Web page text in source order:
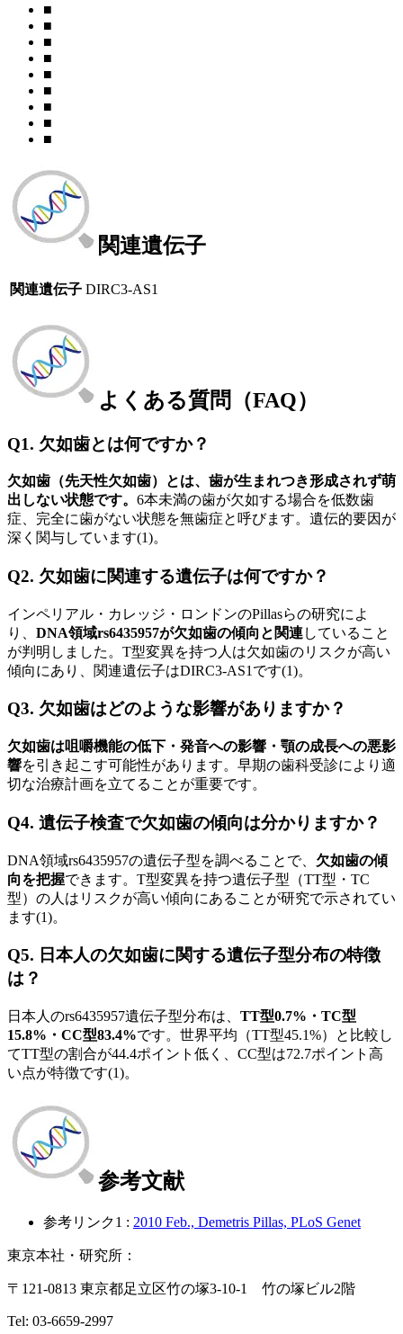
■
■
■
■
■
■
■
■
■
関連遺伝子
関連遺伝子 DIRC3-AS1
よくある質問（FAQ）
Q1. 欠如歯とは何ですか？
欠如歯（先天性欠如歯）とは、歯が生まれつき形成されず萌
出しない状態です。 6本未満の歯が欠如する場合を低数歯
症、完全に歯がない状態を無歯症と呼びます。遺伝的要因が
深く関与しています(1)。
Q2. 欠如歯に関連する遺伝子は何ですか？
インペリアル・カレッジ・ロンドンのPillasらの研究によ
り、 DNA領域rs6435957が欠如歯の傾向と関連していること
が判明しました。T型変異を持つ人は欠如歯のリスクが高い
傾向にあり、関連遺伝子はDIRC3-AS1です(1)。
Q3. 欠如歯はどのような影響がありますか？
欠如歯は咀嚼機能の低下・発音への影響・顎の成長への悪影
響を引き起こす可能性があります。早期の歯科受診により適
切な治療計画を立てることが重要です。
Q4. 遺伝子検査で欠如歯の傾向は分かりますか？
DNA領域rs6435957の遺伝子型を調べることで、 欠如歯の傾
向を把握できます。T型変異を持つ遺伝子型（TT型・TC
型）の人はリスクが高い傾向にあることが研究で示されてい
ます(1)。
Q5. 日本人の欠如歯に関する遺伝子型分布の特徴
は？
日本人のrs6435957遺伝子型分布は、 TT型0.7%・TC型
15.8%・CC型83.4%です。世界平均（TT型45.1%）と比較し
てTT型の割合が44.4ポイント低く、CC型は72.7ポイント高
い点が特徴です(1)。
参考文献
参考リンク1 : 2010 Feb., Demetris Pillas, PLoS Genet
東京本社・研究所：
〒121-0813 東京都足立区竹の塚3-10-1 竹の塚ビル2階
Tel: 03-6659-2997